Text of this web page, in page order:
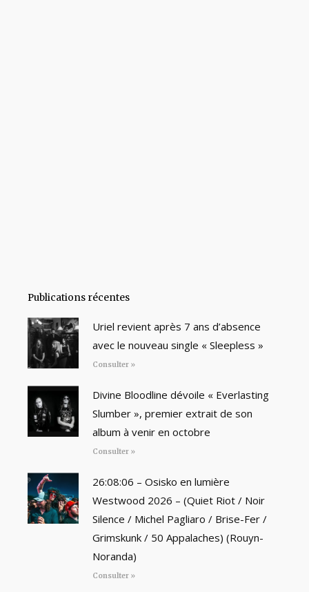
Publications récentes
Uriel revient après 7 ans d’absence
avec le nouveau single « Sleepless »
Consulter »
Divine Bloodline dévoile « Everlasting
Slumber », premier extrait de son
album à venir en octobre
Consulter »
26:08:06 – Osisko en lumière
Westwood 2026 – (Quiet Riot / Noir
Silence / Michel Pagliaro / Brise-Fer /
Grimskunk / 50 Appalaches) (Rouyn-
Noranda)
Consulter »